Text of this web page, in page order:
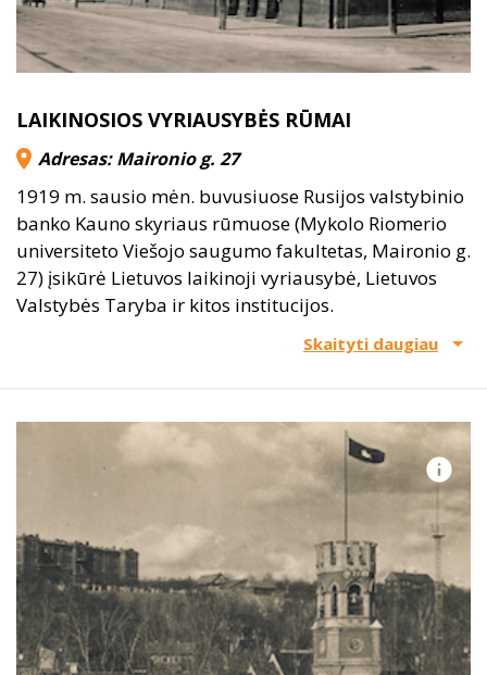
LAIKINOSIOS VYRIAUSYBĖS RŪMAI
Adresas: Maironio g. 27
1919 m. sausio mėn. buvusiuose Rusijos valstybinio
banko Kauno skyriaus rūmuose (Mykolo Riomerio
universiteto Viešojo saugumo fakultetas, Maironio g.
27) įsikūrė Lietuvos laikinoji vyriausybė, Lietuvos
Valstybės Taryba ir kitos institucijos.
Skaityti daugiau